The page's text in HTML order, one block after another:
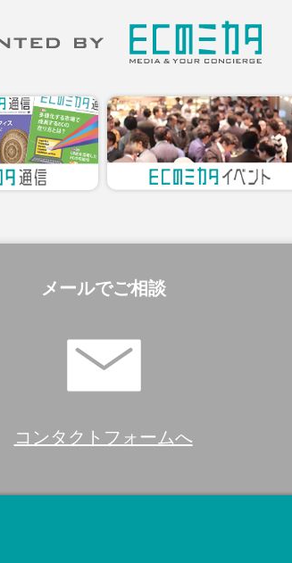
メールでご相談
コンタクトフォームへ